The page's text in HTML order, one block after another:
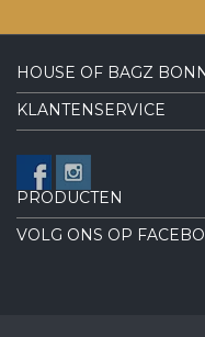
HOUSE OF BAGZ
KLANTENSERVICE
PRODUCTEN
VOLG ONS OP